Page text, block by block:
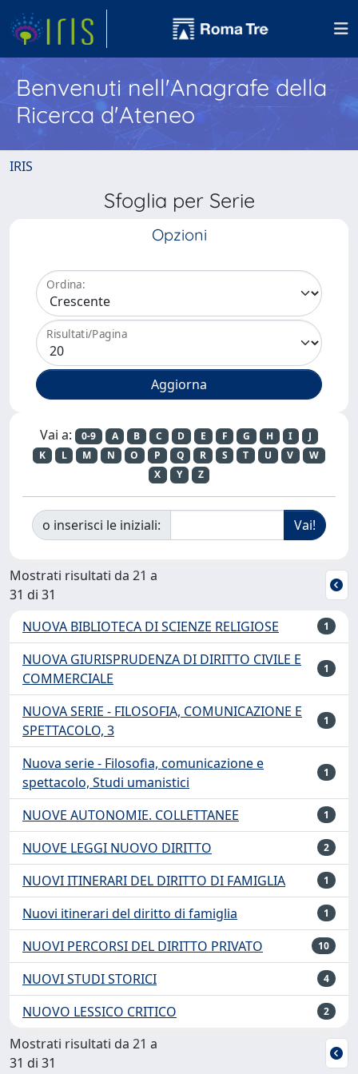
Benvenuti nell'Anagrafe della
Ricerca d'Ateneo
IRIS
Sfoglia per Serie
Opzioni
Ordina:
Risultati/Pagina
Vai a: 0-9 A B C D E F G H I
J
K
L M N O P Q R S T U V
W
X
Y Z
o inserisci le iniziali:
Mostrati risultati da 21 a
31 di 31
NUOVA BIBLIOTECA DI SCIENZE RELIGIOSE
1
NUOVA GIURISPRUDENZA DI DIRITTO CIVILE E
COMMERCIALE
1
NUOVA SERIE - FILOSOFIA, COMUNICAZIONE E
SPETTACOLO, 3
1
Nuova serie - Filosofia, comunicazione e
spettacolo, Studi umanistici
1
NUOVE AUTONOMIE. COLLETTANEE 1
NUOVE LEGGI NUOVO DIRITTO 2
NUOVI ITINERARI DEL DIRITTO DI FAMIGLIA 1
Nuovi itinerari del diritto di famiglia 1
NUOVI PERCORSI DEL DIRITTO PRIVATO 10
NUOVI STUDI STORICI 4
NUOVO LESSICO CRITICO 2
Mostrati risultati da 21 a
31 di 31